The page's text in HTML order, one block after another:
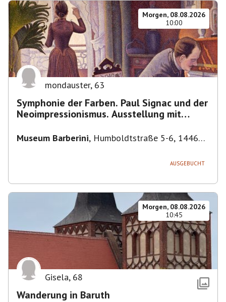
Morgen, 08.08.2026
10:00
mondauster, 63
Symphonie der Farben. Paul Signac und der
Neoimpressionismus. Ausstellung mit
Museum Barberini, Humboldtstraße 5-6, 14467
AUSGEBUCHT
Morgen, 08.08.2026
10:45
Gisela, 68
Wanderung in Baruth